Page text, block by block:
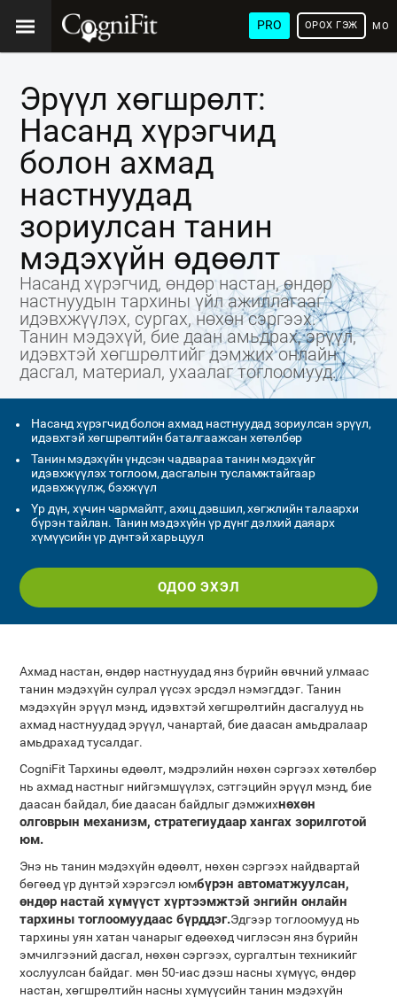
PRO
ХЭЛ
ОРОХ ГЭЖ
Эрүүл хөгшрөлт:
Насанд хүрэгчид
болон ахмад
настнуудад
зориулсан танин
мэдэхүйн өдөөлт
Насанд хүрэгчид, өндөр настан, өндөр
настнуудын тархины үйл ажиллагааг
идэвхжүүлэх, сургах, нөхөн сэргээх.
Танин мэдэхүй, бие даан амьдрах, эрүүл,
идэвхтэй хөгшрөлтийг дэмжих онлайн
дасгал, материал, ухаалаг тоглоомууд.
Насанд хүрэгчид болон ахмад настнуудад зориулсан эрүүл,
идэвхтэй хөгшрөлтийн баталгаажсан хөтөлбөр
Танин мэдэхүйн үндсэн чадвараа танин мэдэхүйг
идэвхжүүлэх тоглоом, дасгалын тусламжтайгаар
идэвхжүүлж, бэхжүүл
Үр дүн, хүчин чармайлт, ахиц дэвшил, хөгжлийн талаархи
бүрэн тайлан. Танин мэдэхүйн үр дүнг дэлхий даяарх
хүмүүсийн үр дүнтэй харьцуул
ОДОО ЭХЭЛ
Ахмад настан, өндөр настнуудад янз бүрийн өвчний улмаас
танин мэдэхүйн сулрал үүсэх эрсдэл нэмэгддэг. Танин
мэдэхүйн эрүүл мэнд, идэвхтэй хөгшрөлтийн дасгалууд нь
ахмад настнуудад эрүүл, чанартай, бие даасан амьдралаар
амьдрахад тусалдаг.
CogniFit Тархины өдөөлт, мэдрэлийн нөхөн сэргээх хөтөлбөр
нь ахмад настныг нийгэмшүүлэх, сэтгэцийн эрүүл мэнд, бие
даасан байдал, бие даасан байдлыг дэмжихнөхөн
олговрын механизм, стратегиудаар хангах зорилготой
юм.
Энэ нь танин мэдэхүйн өдөөлт, нөхөн сэргээх найдвартай
бөгөөд үр дүнтэй хэрэгсэл юмбүрэн автоматжуулсан,
өндөр настай хүмүүст хүртээмжтэй энгийн онлайн
тархины тоглоомуудаас бүрддэг.Эдгээр тоглоомууд нь
тархины уян хатан чанарыг өдөөхөд чиглэсэн янз бүрийн
эмчилгээний дасгал, нөхөн сэргээх, сургалтын техникийг
хослуулсан байдаг. мөн 50-иас дээш насны хүмүүс, өндөр
настан, хөгшрөлтийн насны хүмүүсийн танин мэдэхүйн